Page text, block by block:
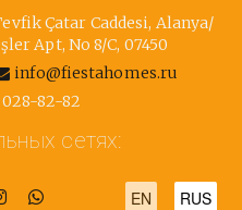
Çatar Caddesi, Alanya/
Apt, No 8/С, 07450
info@fiestahomes.ru
82-82
сетях:
EN RUS